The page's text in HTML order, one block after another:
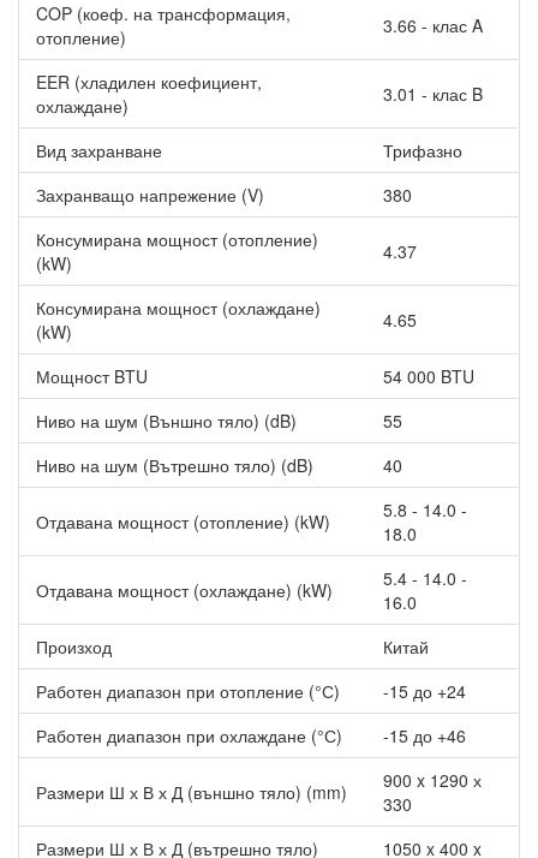
COP (коеф. на трансформация,
отопление)
3.66 - клас A
EER (хладилен коефициент,
охлаждане)
3.01 - клас B
Вид захранване
Трифазно
Захранващо напрежение (V)
380
Консумирана мощност (отопление)
(kW)
4.37
Консумирана мощност (охлаждане)
(kW)
4.65
Мощност BTU
54 000 BTU
Ниво на шум (Външно тяло) (dB)
55
Ниво на шум (Вътрешно тяло) (dB)
40
Отдавана мощност (отопление) (kW)
5.8 - 14.0 -
18.0
Отдавана мощност (охлаждане) (kW)
5.4 - 14.0 -
16.0
Произход
Китай
Работен диапазон при отопление (°С)
-15 до +24
Работен диапазон при охлаждане (°С)
-15 до +46
Размери Ш х В х Д (външно тяло) (mm)
900 x 1290 х
330
Размери Ш х В х Д (вътрешно тяло)
1050 x 400 x